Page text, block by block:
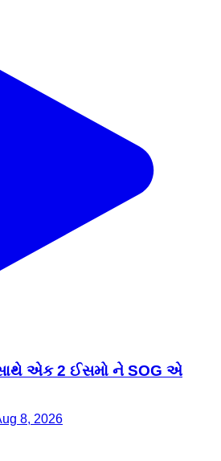
સાથે એક 2 ઈસમો ને SOG એ
8, 2026